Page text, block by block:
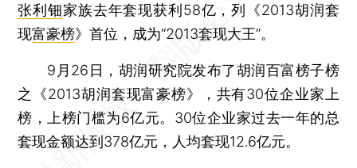
张利钿家族去年套现获利58亿，列《2013胡润套
现富豪榜》首位，成为“2013套现大王”。
9月26日，胡润研究院发布了胡润百富榜子榜
之《2013胡润套现富豪榜》，共有30位企业家上
榜，上榜门槛为6亿元。30位企业家过去一年的总
套现金额达到378亿元，人均套现12.6亿元。